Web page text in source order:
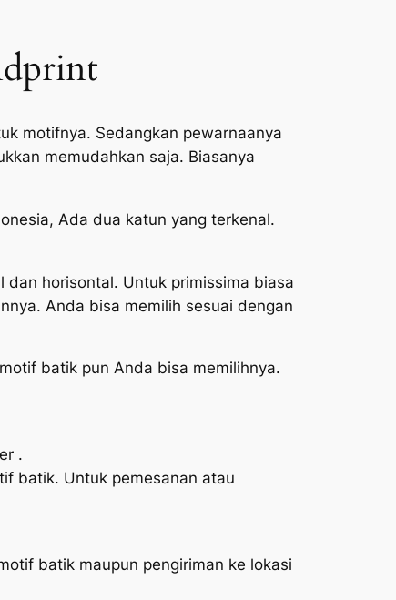
motifnya. Sedangkan pewarnaanya
memudahkan saja. Biasanya
Ada dua katun yang terkenal.
dan horisontal. Untuk primissima biasa
Anda bisa memilih sesuai dengan
batik pun Anda bisa memilihnya.
.
batik. Untuk pemesanan atau
batik maupun pengiriman ke lokasi